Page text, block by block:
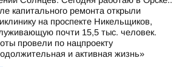
капитального ремонта открыли
на проспекте Никельщиков,
почти 15,5 тыс. человек.
провели по нацпроекту
и активная жизнь»